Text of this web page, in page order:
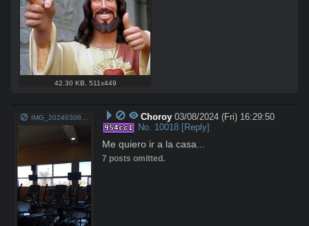
42.30 KB 511x449
IMG_20240308_132903_690.jpg Choroy 03/08/2024 (Fri) 16:29:50
954cc1 No. 10018 [Reply]
Me quiero ir a la casa...
7 posts omitted.